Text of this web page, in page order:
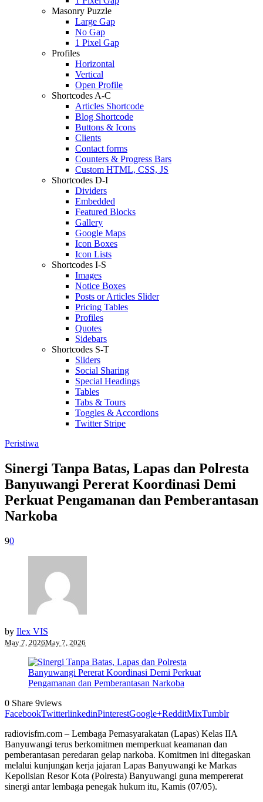
Masonry Puzzle
Large Gap
No Gap
1 Pixel Gap
Profiles
Horizontal
Vertical
Open Profile
Shortcodes A-C
Articles Shortcode
Blog Shortcode
Buttons & Icons
Clients
Contact forms
Counters & Progress Bars
Custom HTML, CSS, JS
Shortcodes D-I
Dividers
Embedded
Featured Blocks
Gallery
Google Maps
Icon Boxes
Icon Lists
Shortcodes I-S
Images
Notice Boxes
Posts or Articles Slider
Pricing Tables
Profiles
Quotes
Sidebars
Shortcodes S-T
Sliders
Social Sharing
Special Headings
Tables
Tabs & Tours
Toggles & Accordions
Twitter Stripe
Peristiwa
Sinergi Tanpa Batas, Lapas dan Polresta
Banyuwangi Pererat Koordinasi Demi
Perkuat Pengamanan dan Pemberantasan
Narkoba
90
by Ilex VIS
May 7, 2026May 7, 2026
0 Share 9views
FacebookTwitterlinkedinPinterestGoogle+RedditMixTumblr
radiovisfm.com – Lembaga Pemasyarakatan (Lapas) Kelas IIA
Banyuwangi terus berkomitmen memperkuat keamanan dan
pemberantasan peredaran gelap narkoba. Komitmen ini ditegaskan
melalui kunjungan kerja jajaran Lapas Banyuwangi ke Markas
Kepolisian Resor Kota (Polresta) Banyuwangi guna mempererat
sinergi antar lembaga penegak hukum itu, Kamis (07/05).